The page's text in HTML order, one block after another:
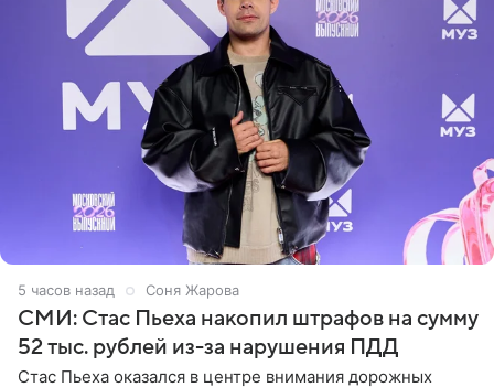
5 часов назад Соня Жарова
СМИ: Стас Пьеха накопил штрафов на сумму
52 тыс. рублей из-за нарушения ПДД
Стас Пьеха оказался в центре внимания дорожных